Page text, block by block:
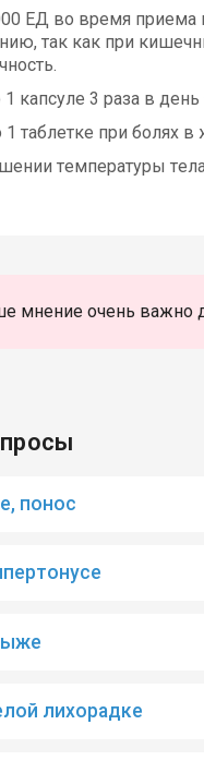
ЕД во время приема
так как при
капсуле 3 раза в
таблетке при болях в
температуры
мнение очень важно
понос
лихорадке